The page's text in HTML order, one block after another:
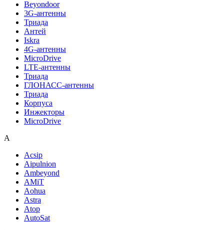
Beyondoor
3G-антенны
Триада
Антей
Iskra
4G-антенны
MicroDrive
LTE-антенны
Триада
ГЛОНАСС-антенны
Триада
Корпуса
Инжекторы
MicroDrive
A
Acsip
Aipulnion
Ambeyond
AMiT
Aohua
Astra
Atop
AutoSat